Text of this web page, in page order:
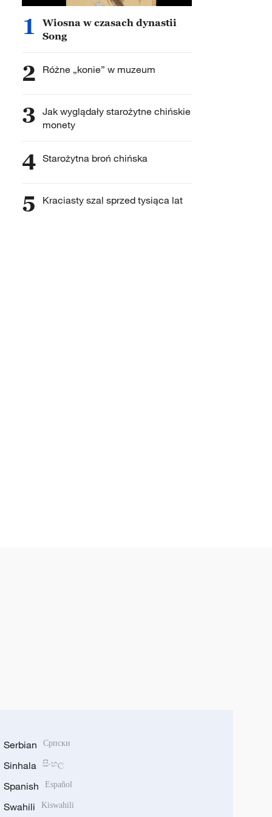
1
Wiosna w czasach dynastii
Song
2 Różne „konie” w muzeum
3 Jak wyglądały starożytne chińskie
monety
4 Starożytna broń chińska
5 Kraciasty szal sprzed tysiąca lat
Serbian Српски
Sinhala සිංහල
Spanish Español
Swahili Kiswahili